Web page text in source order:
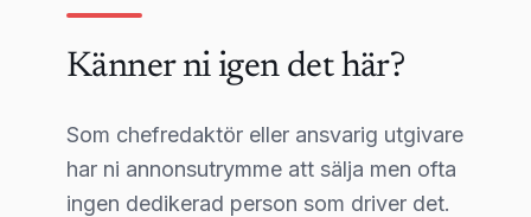
Känner ni igen det här?
Som chefredaktör eller ansvarig utgivare
har ni annonsutrymme att sälja men ofta
ingen dedikerad person som driver det.